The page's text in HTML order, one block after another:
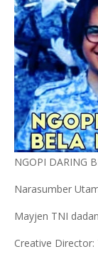
NGOPI DARING
Narasumber
Mayjen TNI
Creative Director: